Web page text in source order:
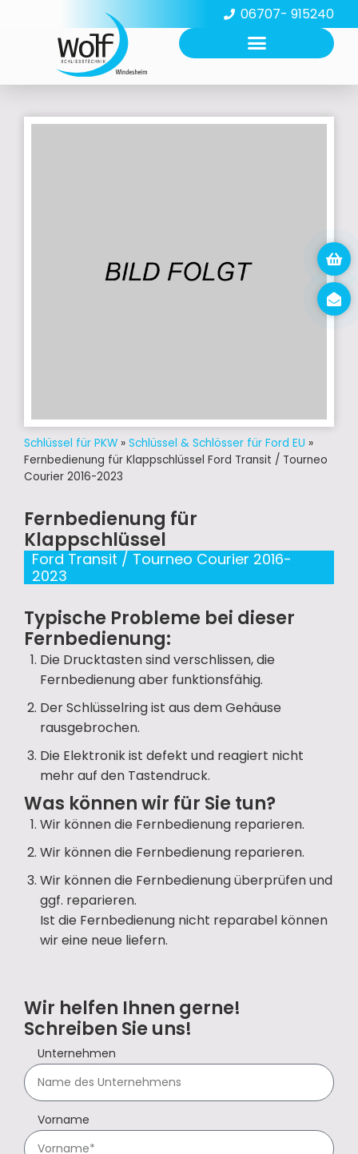
06707- 915240
Schlüssel für PKW » Schlüssel & Schlösser für Ford EU »
Fernbedienung für Klappschlüssel Ford Transit / Tourneo
Courier 2016-2023
Fernbedienung für
Klappschlüssel
Ford Transit / Tourneo Courier 2016-
2023
Typische Probleme bei dieser
Fernbedienung:
Die Drucktasten sind verschlissen, die
Fernbedienung aber funktionsfähig.
Der Schlüsselring ist aus dem Gehäuse
rausgebrochen.
Die Elektronik ist defekt und reagiert nicht
mehr auf den Tastendruck.
Was können wir für Sie tun?
Wir können die Fernbedienung reparieren.
Wir können die Fernbedienung reparieren.
Wir können die Fernbedienung überprüfen und
ggf. reparieren.
Ist die Fernbedienung nicht reparabel können
wir eine neue liefern.
Wir helfen Ihnen gerne!
Schreiben Sie uns!
Unternehmen
Vorname